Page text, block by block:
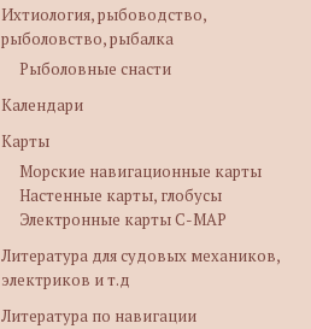
Ихтиология, рыбоводство,
рыболовство, рыбалка
Рыболовные снасти
Календари
Карты
Морские навигационные карты
Настенные карты, глобусы
Электронные карты C-MAP
Литература для судовых механиков,
электриков и т.д
Литература по навигации